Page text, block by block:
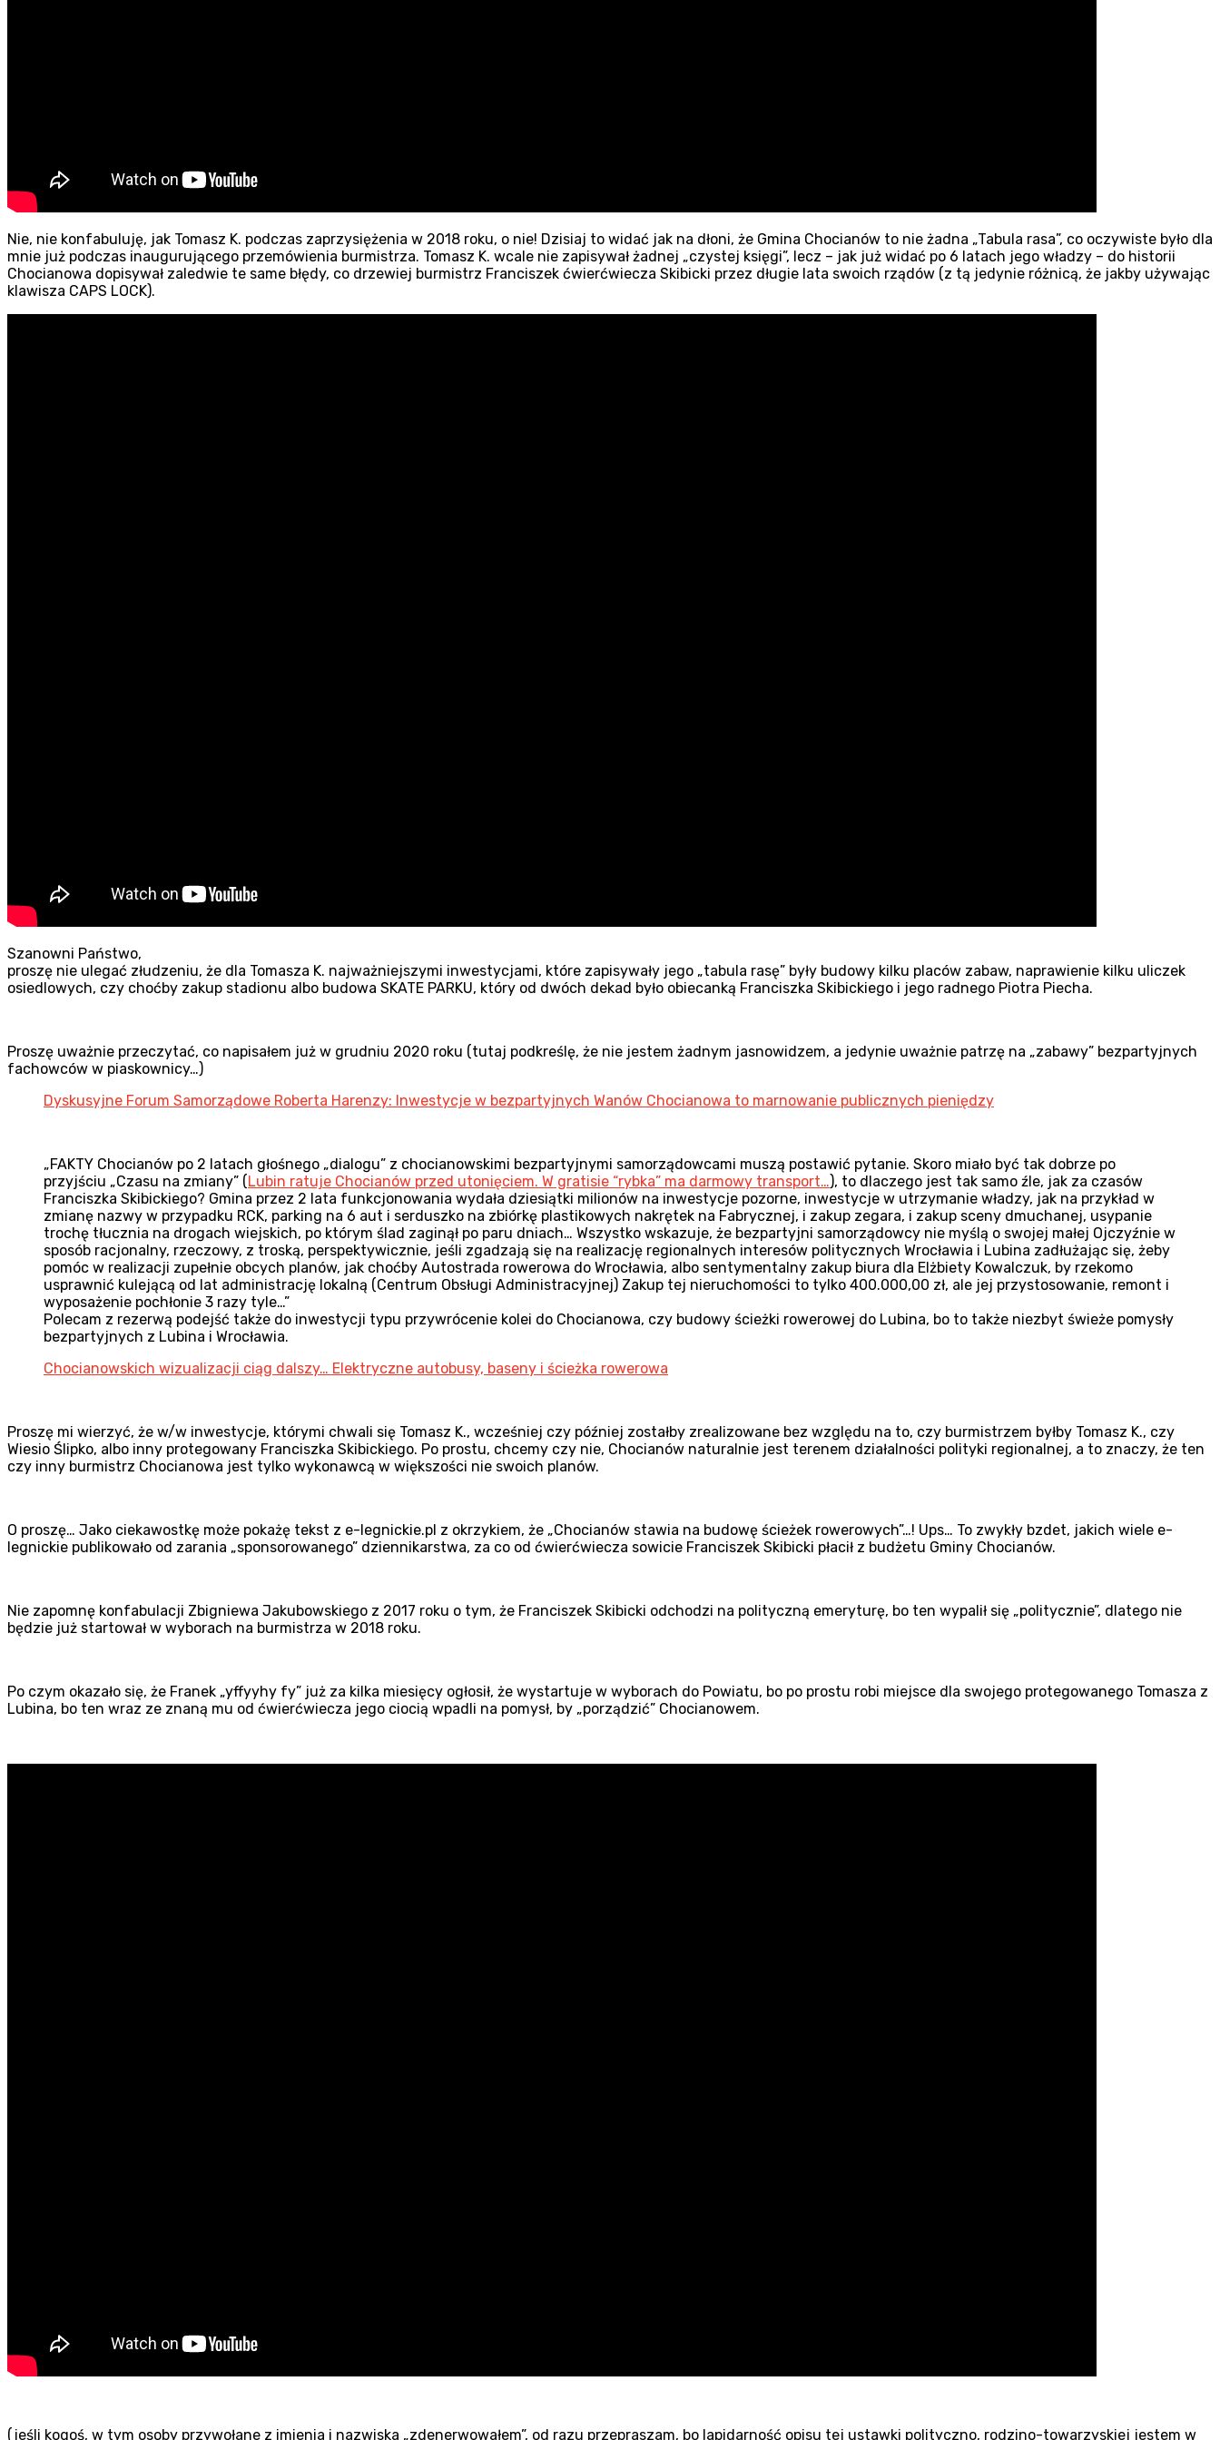
Nie, nie konfabuluję, jak Tomasz K. podczas zaprzysiężenia w 2018 roku, o nie! Dzisiaj to widać jak na dłoni, że Gmina Chocianów to nie żadna „Tabula rasa”, co oczywiste było dla
mnie już podczas inaugurującego przemówienia burmistrza. Tomasz K. wcale nie zapisywał żadnej „czystej księgi”, lecz – jak już widać po 6 latach jego władzy – do historii
Chocianowa dopisywał zaledwie te same błędy, co drzewiej burmistrz Franciszek ćwierćwiecza Skibicki przez długie lata swoich rządów (z tą jedynie różnicą, że jakby używając
klawisza CAPS LOCK).
Szanowni Państwo,
proszę nie ulegać złudzeniu, że dla Tomasza K. najważniejszymi inwestycjami, które zapisywały jego „tabula rasę” były budowy kilku placów zabaw, naprawienie kilku uliczek
osiedlowych, czy choćby zakup stadionu albo budowa SKATE PARKU, który od dwóch dekad było obiecanką Franciszka Skibickiego i jego radnego Piotra Piecha.
Proszę uważnie przeczytać, co napisałem już w grudniu 2020 roku (tutaj podkreślę, że nie jestem żadnym jasnowidzem, a jedynie uważnie patrzę na „zabawy” bezpartyjnych
fachowców w piaskownicy…)
Dyskusyjne Forum Samorządowe Roberta Harenzy: Inwestycje w bezpartyjnych Wanów Chocianowa to marnowanie publicznych pieniędzy
„FAKTY Chocianów po 2 latach głośnego „dialogu” z chocianowskimi bezpartyjnymi samorządowcami muszą postawić pytanie. Skoro miało być tak dobrze po
przyjściu „Czasu na zmiany” (Lubin ratuje Chocianów przed utonięciem. W gratisie “rybka” ma darmowy transport…), to dlaczego jest tak samo źle, jak za czasów
Franciszka Skibickiego? Gmina przez 2 lata funkcjonowania wydała dziesiątki milionów na inwestycje pozorne, inwestycje w utrzymanie władzy, jak na przykład w
zmianę nazwy w przypadku RCK, parking na 6 aut i serduszko na zbiórkę plastikowych nakrętek na Fabrycznej, i zakup zegara, i zakup sceny dmuchanej, usypanie
trochę tłucznia na drogach wiejskich, po którym ślad zaginął po paru dniach… Wszystko wskazuje, że bezpartyjni samorządowcy nie myślą o swojej małej Ojczyźnie w
sposób racjonalny, rzeczowy, z troską, perspektywicznie, jeśli zgadzają się na realizację regionalnych interesów politycznych Wrocławia i Lubina zadłużając się, żeby
pomóc w realizacji zupełnie obcych planów, jak choćby Autostrada rowerowa do Wrocławia, albo sentymentalny zakup biura dla Elżbiety Kowalczuk, by rzekomo
usprawnić kulejącą od lat administrację lokalną (Centrum Obsługi Administracyjnej) Zakup tej nieruchomości to tylko 400.000,00 zł, ale jej przystosowanie, remont i
wyposażenie pochłonie 3 razy tyle…”
Polecam z rezerwą podejść także do inwestycji typu przywrócenie kolei do Chocianowa, czy budowy ścieżki rowerowej do Lubina, bo to także niezbyt świeże pomysły
bezpartyjnych z Lubina i Wrocławia.
Chocianowskich wizualizacji ciąg dalszy… Elektryczne autobusy, baseny i ścieżka rowerowa
Proszę mi wierzyć, że w/w inwestycje, którymi chwali się Tomasz K., wcześniej czy później zostałby zrealizowane bez względu na to, czy burmistrzem byłby Tomasz K., czy
Wiesio Ślipko, albo inny protegowany Franciszka Skibickiego. Po prostu, chcemy czy nie, Chocianów naturalnie jest terenem działalności polityki regionalnej, a to znaczy, że ten
czy inny burmistrz Chocianowa jest tylko wykonawcą w większości nie swoich planów.
O proszę… Jako ciekawostkę może pokażę tekst z e-legnickie.pl z okrzykiem, że „Chocianów stawia na budowę ścieżek rowerowych”…! Ups… To zwykły bzdet, jakich wiele e-
legnickie publikowało od zarania „sponsorowanego” dziennikarstwa, za co od ćwierćwiecza sowicie Franciszek Skibicki płacił z budżetu Gminy Chocianów.
Nie zapomnę konfabulacji Zbigniewa Jakubowskiego z 2017 roku o tym, że Franciszek Skibicki odchodzi na polityczną emeryturę, bo ten wypalił się „politycznie”, dlatego nie
będzie już startował w wyborach na burmistrza w 2018 roku.
Po czym okazało się, że Franek „yffyyhy fy” już za kilka miesięcy ogłosił, że wystartuje w wyborach do Powiatu, bo po prostu robi miejsce dla swojego protegowanego Tomasza z
Lubina, bo ten wraz ze znaną mu od ćwierćwiecza jego ciocią wpadli na pomysł, by „porządzić” Chocianowem.
(jeśli kogoś, w tym osoby przywołane z imienia i nazwiska „zdenerwowałem”, od razu przepraszam, bo lapidarność opisu tej ustawki polityczno, rodzino-towarzyskiej jestem w